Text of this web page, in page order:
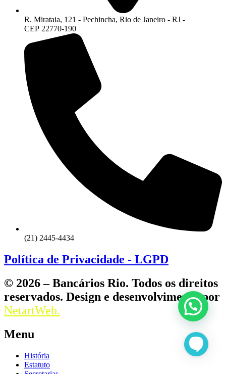
R. Mirataia, 121 - Pechincha, Rio de Janeiro - RJ -
CEP 22770-190
(21) 2445-4434
Política de Privacidade - LGPD
© 2026 – Bancários Rio. Todos os direitos
reservados. Design e desenvolvimento por
NetartWeb.
Menu
História
Estatuto